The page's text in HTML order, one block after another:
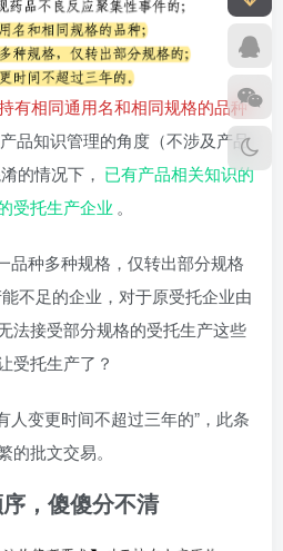
有相同通用名和相同规格的品种”
产品知识管理的角度（不涉及产品
的情况下， 已有产品相关知识的
受托生产企业 。
品种多种规格，仅转出部分规格
不足的企业，对于原受托企业由
法接受部分规格的受托生产这些
受托生产了？
人变更时间不超过三年的”，此条
的批文交易。
，傻傻分不清